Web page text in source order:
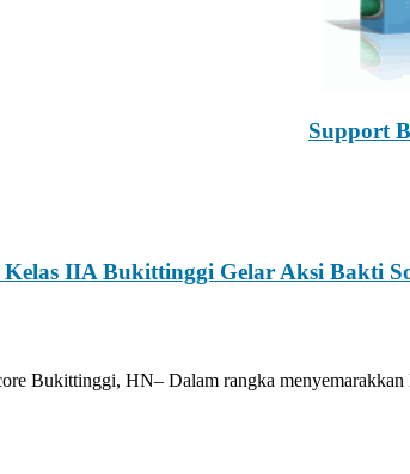
Support
IIA Bukittinggi Gelar Aksi Bakti
Bukittinggi, HN– Dalam rangka